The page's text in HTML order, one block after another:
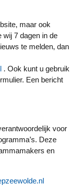
maar ook
wij 7 dagen in de
te melden, dan
. Ook kunt u gebruik
Een bericht
Deze
en